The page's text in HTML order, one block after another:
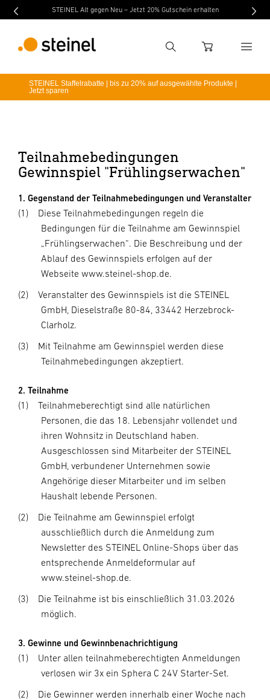
STEINEL Alt gegen Neu – Jetzt 20% Gutschein erhalten
Suche
Suchbegriff eingeben
WARENKORB
STEINEL Staffelrabatte | bis zu 20% auf ausgewählte Produkte |
Jetzt sparen
Teilnahmebedingungen
Gewinnspiel "Frühlingserwachen"
1. Gegenstand der Teilnahmebedingungen und Veranstalter
(1)
Diese Teilnahmebedingungen regeln die
Bedingungen für die Teilnahme am Gewinnspiel
„Frühlingserwachen“. Die Beschreibung und der
Ablauf des Gewinnspiels erfolgen auf der
Webseite www.steinel-shop.de.
(2)
Veranstalter des Gewinnspiels ist die STEINEL
GmbH, Dieselstraße 80-84, 33442 Herzebrock-
Clarholz.
(3)
Mit Teilnahme am Gewinnspiel werden diese
Teilnahmebedingungen akzeptiert.
2. Teilnahme
(1)
Teilnahmeberechtigt sind alle natürlichen
Personen, die das 18. Lebensjahr vollendet und
ihren Wohnsitz in Deutschland haben.
Ausgeschlossen sind Mitarbeiter der STEINEL
GmbH, verbundener Unternehmen sowie
Angehörige dieser Mitarbeiter und im selben
Haushalt lebende Personen.
(2)
Die Teilnahme am Gewinnspiel erfolgt
ausschließlich durch die Anmeldung zum
Newsletter des STEINEL Online-Shops über das
entsprechende Anmeldeformular auf
www.steinel-shop.de.
(3)
Die Teilnahme ist bis einschließlich 31.03.2026
möglich.
3. Gewinne und Gewinnbenachrichtigung
(1)
Unter allen teilnahmeberechtigten Anmeldungen
verlosen wir 3x ein Sphera C 24V Starter-Set.
(2)
Die Gewinner werden innerhalb einer Woche nach